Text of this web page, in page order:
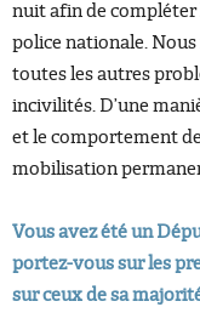
nuit afin de compléter
police nationale.
toutes les autres
incivilités. D’une
et le comportement
mobilisation
Vous avez été un
portez-vous sur les
sur ceux de sa